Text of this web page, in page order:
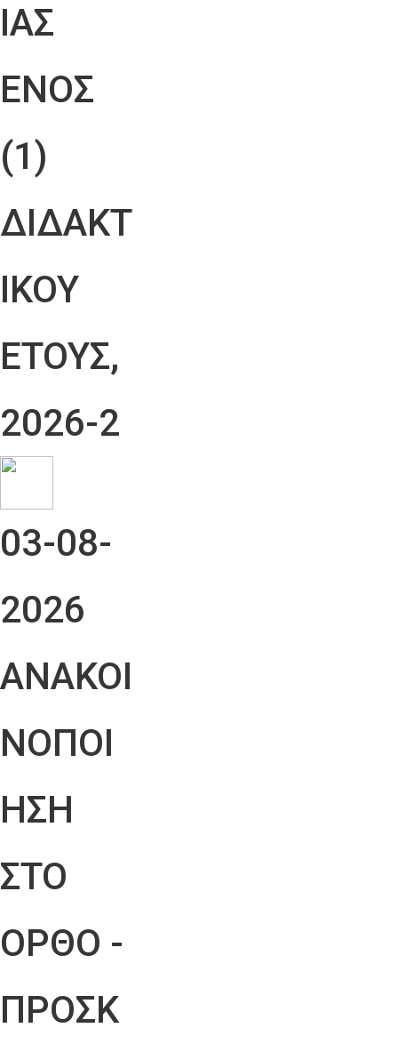
ΙΑΣ
ΕΝΟΣ
(1)
ΔΙΔΑΚΤ
ΙΚΟΥ
ΕΤΟΥΣ,
2026-2
03-08-
2026
ΑΝΑΚΟΙ
ΝΟΠΟΙ
ΗΣΗ
ΣΤΟ
ΟΡΘΟ -
ΠΡΟΣΚ